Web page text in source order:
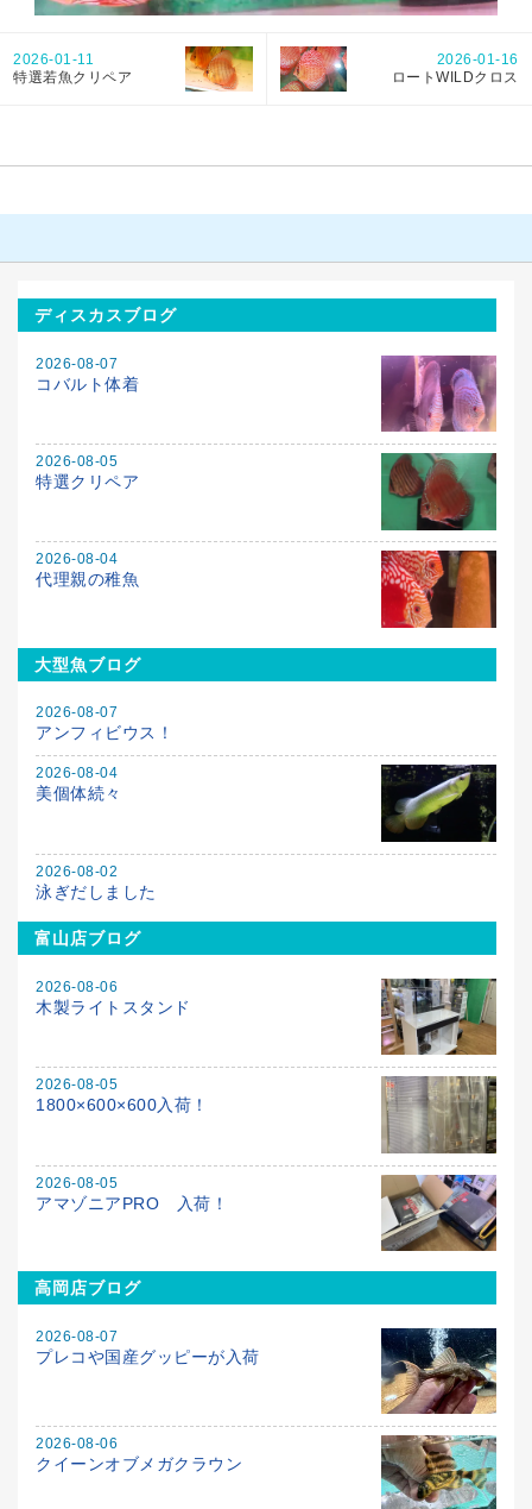
2026-01-11
特選若魚クリペア
2026-01-16
ロートWILDクロス
ディスカスブログ
2026-08-07
コバルト体着
2026-08-05
特選クリペア
2026-08-04
代理親の稚魚
大型魚ブログ
2026-08-07
アンフィビウス！
2026-08-04
美個体続々
2026-08-02
泳ぎだしました
富山店ブログ
2026-08-06
木製ライトスタンド
2026-08-05
1800×600×600入荷！
2026-08-05
アマゾニアPRO 入荷！
高岡店ブログ
2026-08-07
プレコや国産グッピーが入荷
2026-08-06
クイーンオブメガクラウン